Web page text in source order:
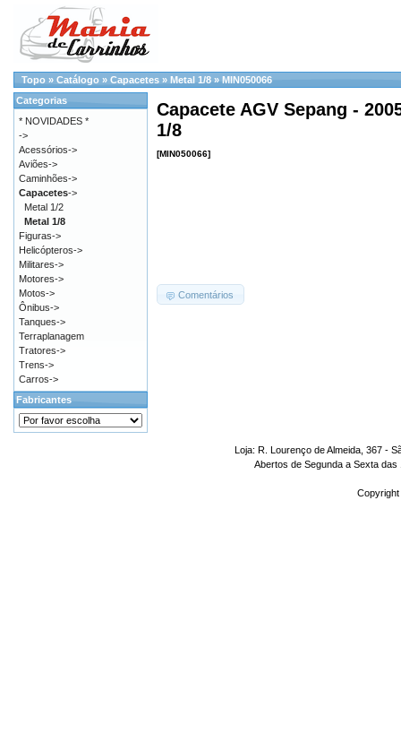
Topo » Catálogo » Capacetes » Metal 1/8 » MIN050066
Capacete AGV Sepang -
1/8
[MIN050066]
Comentários
Categorias
* NOVIDADES *
->
Acessórios->
Aviões->
Caminhões->
Capacetes->
Metal 1/2
Metal 1/8
Figuras->
Helicópteros->
Militares->
Motores->
Motos->
Ônibus->
Tanques->
Terraplanagem
Tratores->
Trens->
Carros->
Fabricantes
Loja: R. Lourenço de Almeida, 367 -
Abertos de Segunda a Sexta